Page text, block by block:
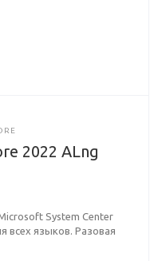
2022 ALng
System Center
всех языков. Разовая